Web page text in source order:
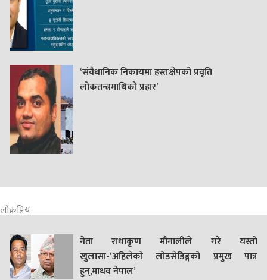
‘संवैधानिक निकायमा हस्तक्षेपको प्रवृति
लोकतन्त्रमाथिको प्रहार’
लोक्रप्रिय
नेता राधाकृण मौनालीले गरे यस्तो
खुलासा-‘अहिलेको लोडसेडिङ्गको प्रमुख पात्र
हुन्,माधव नेपाल’